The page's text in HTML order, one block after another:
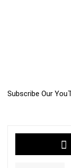
Subscribe Our